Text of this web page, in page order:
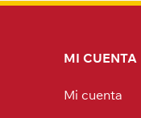
MI CUENTA
Mi cuenta